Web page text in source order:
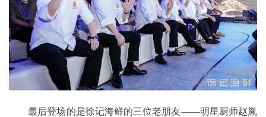
最后登场的是徐记海鲜的三位老朋友——明星厨师赵胤